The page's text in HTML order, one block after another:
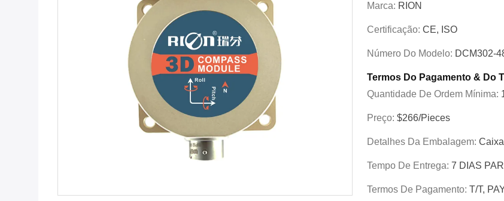
Marca: RION
Certificação: CE, ISO
Número Do Modelo: DCM302-
Termos Do Pagamento & Do
Quantidade De Ordem Mínima:
Preço: $266/Pieces
Detalhes Da Embalagem:
Tempo De Entrega: 7 DIAS
Termos De Pagamento: T/T,